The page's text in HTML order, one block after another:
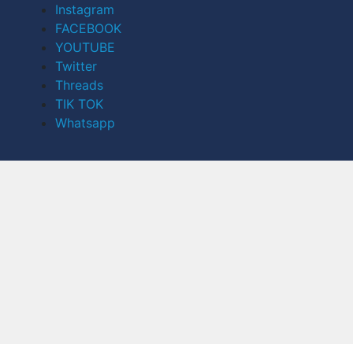
Instagram
FACEBOOK
YOUTUBE
Twitter
Threads
TIK TOK
Whatsapp